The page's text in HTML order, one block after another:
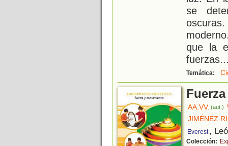
se
que la
fuerzas
Temática:
AA.VV. (aut.)
JIMÉNEZ
Everest ,
Colección: